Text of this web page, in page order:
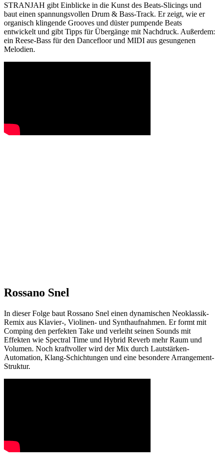
STRANJAH gibt Einblicke in die Kunst des Beats-Slicings und
baut einen spannungsvollen Drum & Bass-Track. Er zeigt, wie er
organisch klingende Grooves und düster pumpende Beats
entwickelt und gibt Tipps für Übergänge mit Nachdruck. Außerdem:
ein Reese-Bass für den Dancefloor und MIDI aus gesungenen
Melodien.
Rossano Snel
In dieser Folge baut Rossano Snel einen dynamischen Neoklassik-
Remix aus Klavier-, Violinen- und Synthaufnahmen. Er formt mit
Comping den perfekten Take und verleiht seinen Sounds mit
Effekten wie Spectral Time und Hybrid Reverb mehr Raum und
Volumen. Noch kraftvoller wird der Mix durch Lautstärken-
Automation, Klang-Schichtungen und eine besondere Arrangement-
Struktur.